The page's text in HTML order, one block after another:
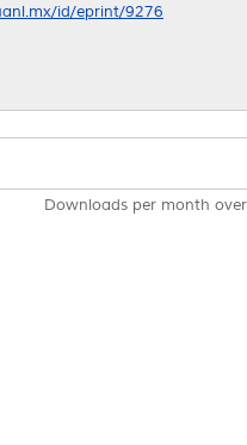
id/eprint/9276
Downloads per month